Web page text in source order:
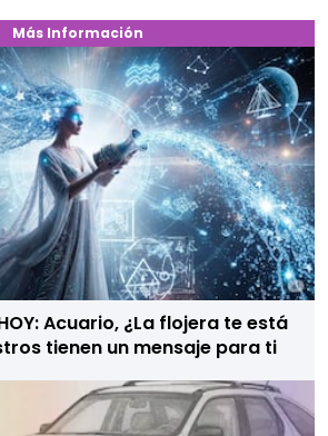
Más Información
Acuario, ¿La flojera te está
tienen un mensaje para ti